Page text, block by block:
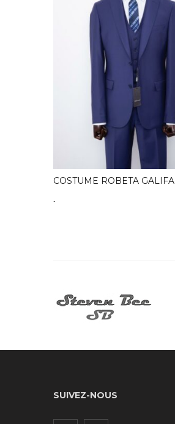
COSTUME ROBETA GALIFA
.
SUIVEZ-NOUS